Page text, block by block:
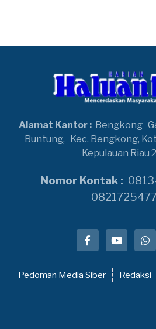
Alamat Kantor : Bengkong
Buntung, Kec. Bengkong,
Kepulauan Riau
Nomor Kontak :
Pedoman Media Siber Redaksi